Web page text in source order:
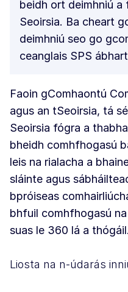
beidh ort deimhniú a
Seoirsia. Ba cheart
deimhniú seo go
ceanglais SPS
Faoin gComhaontú
agus an tSeoirsia, tá
Seoirsia fógra a
bheidh comhfhogasú
leis na rialacha a
sláinte agus
bpróiseas
bhfuil comhfhogasú
suas le 360 lá a thógáil.
Liosta na n-údarás